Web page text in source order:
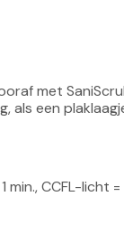
met
een
CCFL-licht =